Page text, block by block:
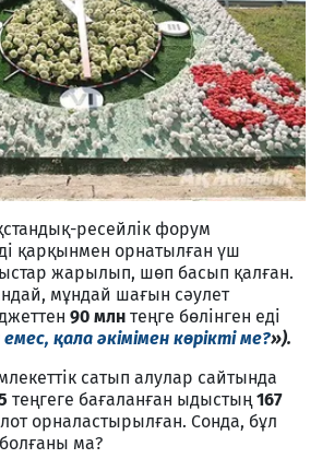
ресейлік форум
қарқынмен орнатылған үш
жарылып, шөп басып қалған.
мұндай шағын сәулет
90 млн теңге бөлінген еді
қала әкімімен көрікті ме?»).
сатып алулар сайтында
теңгеге бағаланған ыдыстың 167
орналастырылған. Сонда, бұл
ма?